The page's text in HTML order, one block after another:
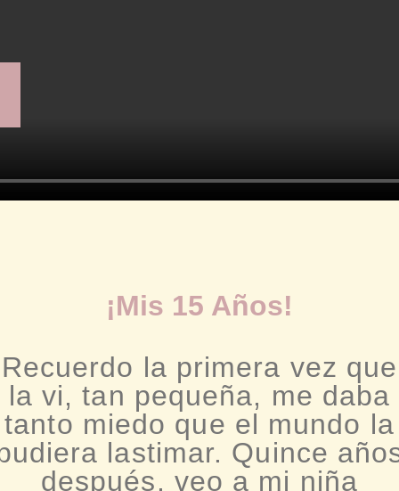
¡Mis 15 Años!
Recuerdo la primera vez que
la vi, tan pequeña, me daba
tanto miedo que el mundo la
lastimar. Quince
después, veo a mi niña